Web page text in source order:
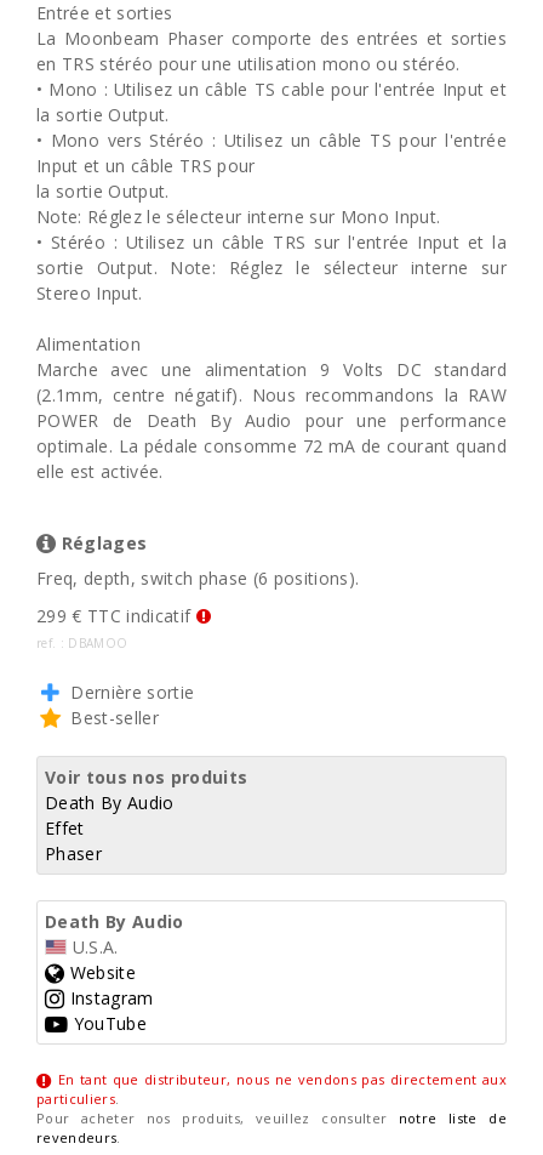
Entrée et sorties
La Moonbeam Phaser comporte des entrées et sorties
en TRS stéréo pour une utilisation mono ou stéréo.
• Mono : Utilisez un câble TS cable pour l'entrée Input et
la sortie Output.
• Mono vers Stéréo : Utilisez un câble TS pour l'entrée
Input et un câble TRS pour
la sortie Output.
Note: Réglez le sélecteur interne sur Mono Input.
• Stéréo : Utilisez un câble TRS sur l'entrée Input et la
sortie Output. Note: Réglez le sélecteur interne sur
Stereo Input.
Alimentation
Marche avec une alimentation 9 Volts DC standard
(2.1mm, centre négatif). Nous recommandons la RAW
POWER de Death By Audio pour une performance
optimale. La pédale consomme 72 mA de courant quand
elle est activée.
Réglages
Freq, depth, switch phase (6 positions).
299 € TTC indicatif
ref. : DBAMOO
Dernière sortie
Best-seller
Voir tous nos produits
Death By Audio
Effet
Phaser
Death By Audio
U.S.A.
Website
Instagram
YouTube
En tant que distributeur, nous ne vendons pas directement aux
particuliers.
Pour acheter nos produits, veuillez consulter notre liste de
revendeurs.